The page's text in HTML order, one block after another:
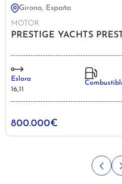
Girona, España
MOTOR
PRESTIGE YACHTS
Eslora
16,11
800.000€